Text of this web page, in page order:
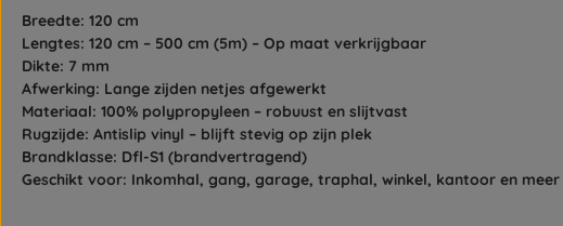
Breedte: 120 cm
Lengtes: 120 cm – 500 cm (5m) – Op maat verkrijgbaar
Dikte: 7 mm
Afwerking: Lange zijden netjes afgewerkt
Materiaal: 100% polypropyleen – robuust en slijtvast
Rugzijde: Antislip vinyl – blijft stevig op zijn plek
Brandklasse: Dfl-S1 (brandvertragend)
Geschikt voor: Inkomhal, gang, garage, traphal, winkel, kantoor en meer